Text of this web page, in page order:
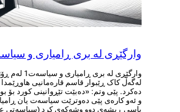
وارگێڕی لە بری ڕامیاری و
وارگێڕی لە بری
لەگەڵ کاک ڕێبوار قاسم قارەمانیی
دەکرد. پێی وتم: «دەبێت تێڕوانینی کورد بۆ
و ئەو کارەی پێی دەوترێت سیاسەت یان
باسی ڕیشەی دوو وشەکەی کرد (سیاسەتی